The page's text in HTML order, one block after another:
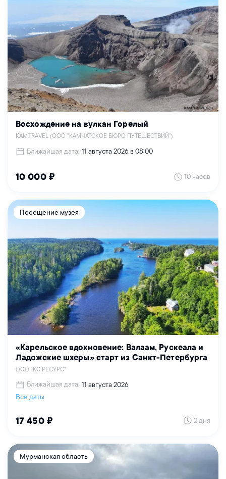
Восхождение на вулкан Горелый
KAM.TRAVEL (ООО "КАМЧАТСКОЕ БЮРО ПУТЕШЕСТВИЙ")
Ближайшая дата: 11 августа 2026 в 08:00
10 000 ₽ 10 часов
Посещение музея
«Карельское вдохновение: Валаам, Рускеала и
Ладожские шхеры» старт из Санкт-Петербурга
ООО "КС РЕСУРС"
Ближайшая дата: 11 августа 2026
Все даты
17 450 ₽ 2 дня
Мурманская область